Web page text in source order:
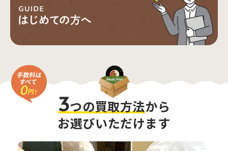
3つの買取方法から
お選びいただけます